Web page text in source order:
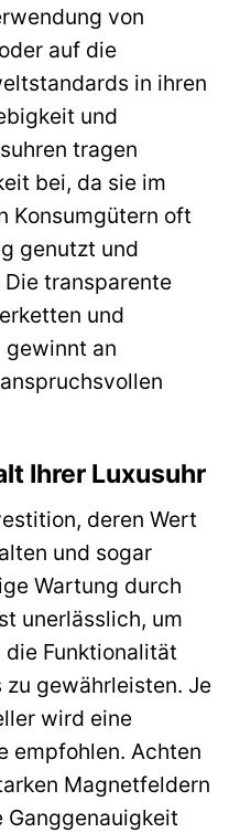
von
auf die
in ihren
und
tragen
bei, da sie im
Konsumgütern oft
genutzt und
transparente
und
gewinnt an
Ihrer Luxusuhr
deren Wert
und sogar
Wartung durch
unerlässlich, um
Funktionalität
gewährleisten. Je
wird eine
empfohlen. Achten
Magnetfeldern
Ganggenauigkeit